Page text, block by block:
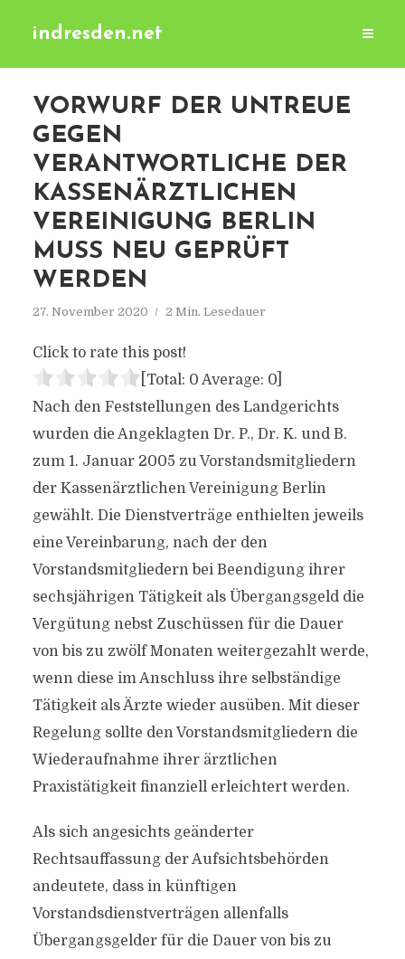
indresden.net
VORWURF DER UNTREUE
GEGEN
VERANTWORTLICHE DER
KASSENÄRZTLICHEN
VEREINIGUNG BERLIN
MUSS NEU GEPRÜFT
WERDEN
27. November 2020 2 Min. Lesedauer
Click to rate this post!
[Total: 0 Average: 0]
Nach den Feststellungen des Landgerichts
wurden die Angeklagten Dr. P., Dr. K. und B.
zum 1. Januar 2005 zu Vorstandsmitgliedern
der Kassenärztlichen Vereinigung Berlin
gewählt. Die Dienstverträge enthielten jeweils
eine Vereinbarung, nach der den
Vorstandsmitgliedern bei Beendigung ihrer
sechsjährigen Tätigkeit als Übergangsgeld die
Vergütung nebst Zuschüssen für die Dauer
von bis zu zwölf Monaten weitergezahlt werde,
wenn diese im Anschluss ihre selbständige
Tätigkeit als Ärzte wieder ausüben. Mit dieser
Regelung sollte den Vorstandsmitgliedern die
Wiederaufnahme ihrer ärztlichen
Praxistätigkeit finanziell erleichtert werden.
Als sich angesichts geänderter
Rechtsauffassung der Aufsichtsbehörden
andeutete, dass in künftigen
Vorstandsdienstverträgen allenfalls
Übergangsgelder für die Dauer von bis zu